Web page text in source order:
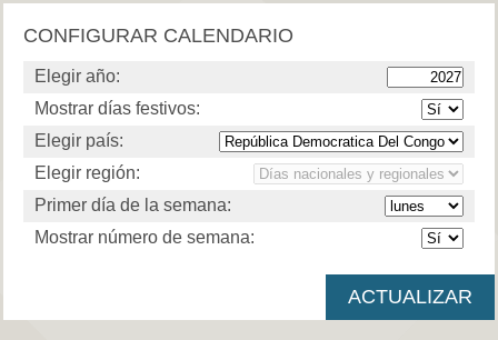
CONFIGURAR CALENDARIO
Elegir año:
Mostrar días festivos:
Elegir país:
Elegir región:
Primer día de la semana:
Mostrar número de semana: